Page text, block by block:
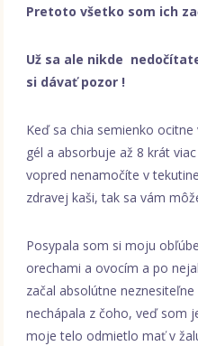
Pretoto všetko som ich
Už sa ale nikde
si dávať pozor !
Keď sa chia semienko
gél a absorbuje až 8 krát
vopred nenamočíte v
zdravej kaši, tak sa vám
Posypala som si moju
orechami a ovocím a po
začal absolútne
nechápala z čoho, veď som
moje telo odmietlo mať v